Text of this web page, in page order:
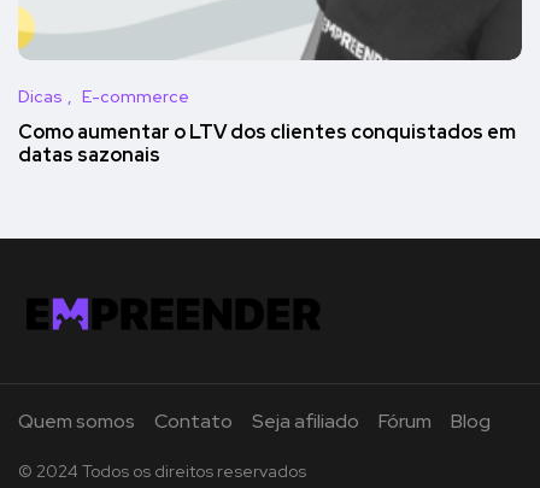
Dicas E-commerce
Como aumentar o LTV dos clientes conquistados em
datas sazonais
Quem somos Contato Seja afiliado Fórum Blog
© 2024 Todos os direitos reservados